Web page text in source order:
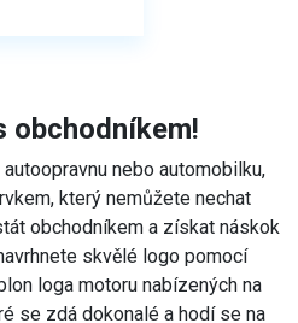
obchodníkem!
nebo automobilku,
který nemůžete nechat
obchodníkem a získat náskok
skvělé logo pomocí
loga motoru nabízených na
se zdá dokonalé a hodí se na